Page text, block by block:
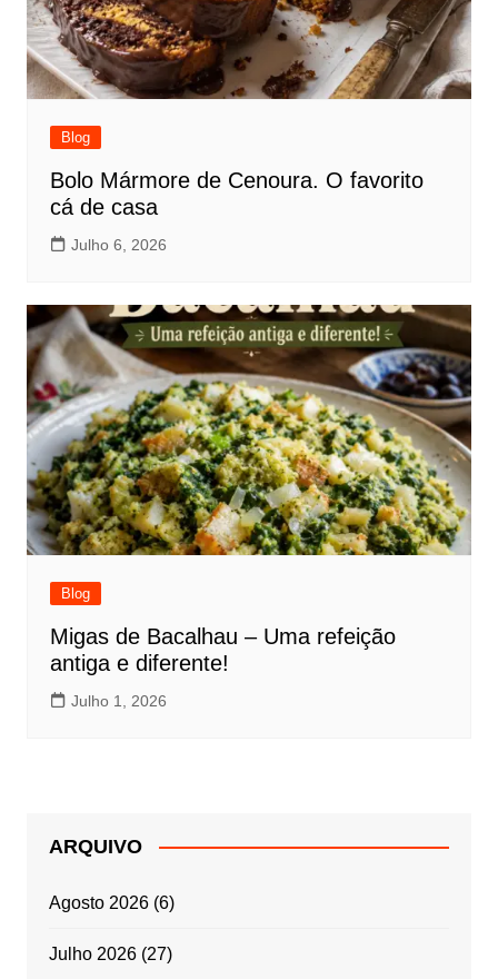
Blog
Bolo Mármore de Cenoura. O favorito
cá de casa
Julho 6, 2026
Blog
Migas de Bacalhau – Uma refeição
antiga e diferente!
Julho 1, 2026
ARQUIVO
Agosto 2026(6)
Julho 2026(27)